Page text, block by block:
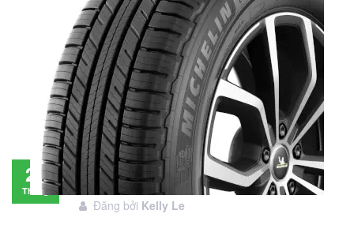
28
Tháng
Đánh giá lốp Michelin Primacy SUV: Đáng
đầu tư không?
Đăng bởi Kelly Le